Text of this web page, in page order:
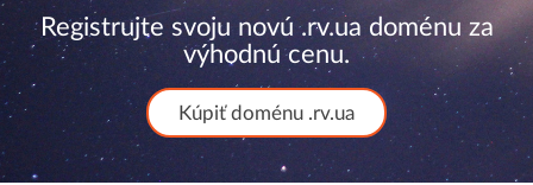
Registrujte svoju novú .rv.ua doménu za
výhodnú cenu.
Kúpiť doménu .rv.ua